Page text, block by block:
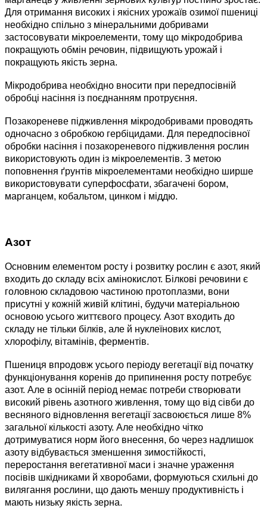
Для отримання високих і якісних урожаїв озимої пшениці
необхідно спільно з мінеральними добривами
застосовувати мікроелементи, тому що мікродобрива
покращують обмін речовин, підвищують урожай і
покращують якість зерна.
Мікродобрива необхідно вносити при передпосівній
обробці насіння із поєднанням протруєння.
Позакореневе підживлення мікродобривами проводять
одночасно з обробкою гербіцидами. Для передпосівної
обробки насіння і позакореневого підживлення рослин
використовують один із мікроелементів. З метою
поповнення ґрунтів мікроелементами необхідно ширше
використовувати суперфосфати, збагачені бором,
марганцем, кобальтом, цинком і міддю.
Азот
Основним елементом росту і розвитку рослин є азот, який
входить до складу всіх амінокислот. Білкові речовини є
головною складовою частиною протоплазми, вони
присутні у кожній живій клітині, будучи матеріальною
основою усього життєвого процесу. Азот входить до
складу не тільки білків, але й нуклеїнових кислот,
хлорофілу, вітамінів, ферментів.
Пшениця впродовж усього періоду вегетації від початку
функціонування коренів до припинення росту потребує
азот. Але в осінній період немає потреби створювати
високий рівень азотного живлення, тому що від сівби до
весняного відновлення вегетації засвоюється лише 8%
загальної кількості азоту. Але необхідно чітко
дотримуватися норм його внесення, бо через надлишок
азоту відбувається зменшення зимостійкості,
переростання вегетативної маси і значне ураження
посівів шкідниками й хворобами, формуються схильні до
вилягання рослини, що дають меншу продуктивність і
мають низьку якість зерна.